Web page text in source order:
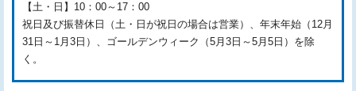
【土・日】10：00～17：00
祝日及び振替休日（土・日が祝日の場合は営業）、年末年始（12月
31日～1月3日）、ゴールデンウィーク（5月3日～5月5日）を除
く。